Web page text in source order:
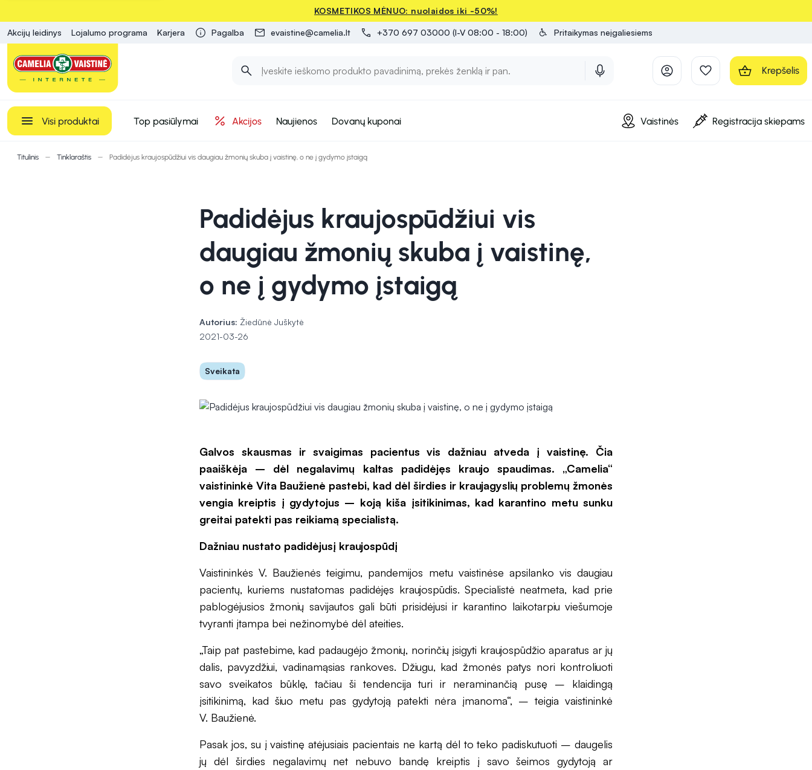
KOSMETIKOS MĖNUO: nuolaidos iki -50%!
Akcijų leidinys Lojalumo programa Karjera Pagalba evaistine@camelia.lt +370 697 03000 (I-V 08:00 - 18:00) Pritaikymas neįgaliesiems
Krepšelis
Visi produktai Top pasiūlymai Akcijos Naujienos Dovanų kuponai Vaistinės Registracija skiepams
Titulinis Tinklaraštis Padidėjus kraujospūdžiui vis daugiau žmonių skuba į vaistinę, o ne į gydymo įstaigą
Padidėjus kraujospūdžiui vis
daugiau žmonių skuba į vaistinę,
o ne į gydymo įstaigą
Autorius: Žiedūnė Juškytė
2021-03-26
Sveikata
Galvos skausmas ir svaigimas pacientus vis dažniau atveda į vaistinę. Čia
paaiškėja – dėl negalavimų kaltas padidėjęs kraujo spaudimas. „Camelia“
vaistininkė Vita Baužienė pastebi, kad dėl širdies ir kraujagyslių problemų žmonės
vengia kreiptis į gydytojus – koją kiša įsitikinimas, kad karantino metu sunku
greitai patekti pas reikiamą specialistą.
Dažniau nustato padidėjusį kraujospūdį
Vaistininkės V. Baužienės teigimu, pandemijos metu vaistinėse apsilanko vis daugiau
pacientų, kuriems nustatomas padidėjęs kraujospūdis. Specialistė neatmeta, kad prie
pablogėjusios žmonių savijautos gali būti prisidėjusi ir karantino laikotarpiu viešumoje
tvyranti įtampa bei nežinomybė dėl ateities.
„Taip pat pastebime, kad padaugėjo žmonių, norinčių įsigyti kraujospūdžio aparatus ar jų
dalis, pavyzdžiui, vadinamąsias rankoves. Džiugu, kad žmonės patys nori kontroliuoti
savo sveikatos būklę, tačiau ši tendencija turi ir neraminančią pusę – klaidingą
įsitikinimą, kad šiuo metu pas gydytoją patekti nėra įmanoma“, – teigia vaistininkė
V. Baužienė.
Pasak jos, su į vaistinę atėjusiais pacientais ne kartą dėl to teko padiskutuoti – daugelis
jų dėl širdies negalavimų net nebuvo bandę kreiptis į savo šeimos gydytoją ar